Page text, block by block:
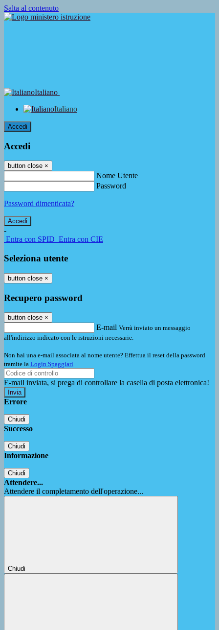
Salta al contenuto
Italiano
Italiano
Accedi
Accedi
button close ×
Nome Utente
Password
Password dimenticata?
-
Entra con SPID Entra con CIE
Seleziona utente
button close ×
Recupero password
button close ×
E-mail Verrà inviato un messaggio
all'indirizzo indicato con le istruzioni necessarie.
Non hai una e-mail associata al nome utente? Effettua il reset della password
tramite la Login Spaggiari
E-mail inviata, si prega di controllare la casella di posta elettronica!
Errore
Chiudi
Successo
Chiudi
Informazione
Chiudi
Attendere...
Attendere il completamento dell'operazione...
Chiudi